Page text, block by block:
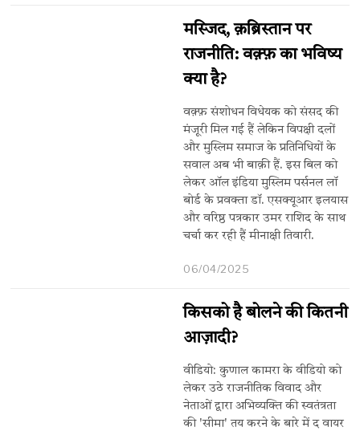
मस्जिद, क़ब्रिस्तान पर
राजनीति: वक़्फ़ का भविष्य
क्या है?
वक़्फ़ संशोधन विधेयक को संसद की
मंजूरी मिल गई हैं लेकिन विपक्षी दलों
और मुस्लिम समाज के प्रतिनिधियों के
सवाल अब भी बाक़ी हैं. इस बिल को
लेकर ऑल इंडिया मुस्लिम पर्सनल लॉ
बोर्ड के प्रवक्ता डॉ. एसक्यूआर इलयास
और वरिष्ठ पत्रकार उमर राशिद के साथ
चर्चा कर रही हैं मीनाक्षी तिवारी.
06/04/2025
किसको है बोलने की कितनी
आज़ादी?
वीडियो: कुणाल कामरा के वीडियो को
लेकर उठे राजनीतिक विवाद और
नेताओं द्वारा अभिव्यक्ति की स्वतंत्रता
की 'सीमा' तय करने के बारे में द वायर